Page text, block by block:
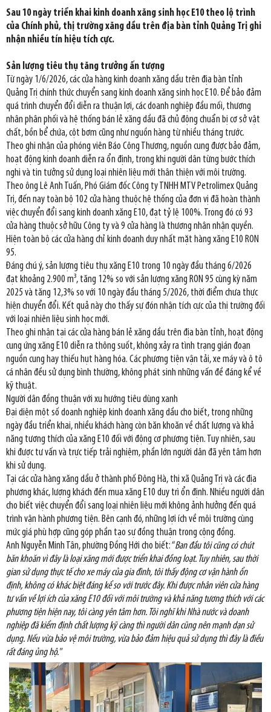
Sau 10 ngày triển khai kinh doanh xăng sinh học E10 theo lộ trình
của Chính phủ, thị trường xăng dầu trên địa bàn tỉnh Quảng Trị ghi
nhận nhiều tín hiệu tích cực.
Sản lượng tiêu thụ tăng trưởng ấn tượng
Từ ngày 1/6/2026, các cửa hàng kinh doanh xăng dầu trên địa bàn tỉnh
Quảng Trị chính thức chuyển sang kinh doanh xăng sinh học E10. Để bảo đảm
quá trình chuyển đổi diễn ra thuận lợi, các doanh nghiệp đầu mối, thương
nhân phân phối và hệ thống bán lẻ xăng dầu đã chủ động chuẩn bị cơ sở vật
chất, bồn bể chứa, cột bơm cũng như nguồn hàng từ nhiều tháng trước.
Theo ghi nhận của phóng viên Báo Công Thương, nguồn cung được bảo đảm,
hoạt động kinh doanh diễn ra ổn định, trong khi người dân từng bước thích
nghi và tin tưởng sử dụng loại nhiên liệu mới thân thiện với môi trường.
Theo ông Lê Anh Tuấn, Phó Giám đốc Công ty TNHH MTV Petrolimex Quảng
Trị, đến nay toàn bộ 102 cửa hàng thuộc hệ thống của đơn vị đã hoàn thành
việc chuyển đổi sang kinh doanh xăng E10, đạt tỷ lệ 100%. Trong đó có 93
cửa hàng thuộc sở hữu Công ty và 9 cửa hàng là thương nhân nhận quyền.
Hiện toàn bộ các cửa hàng chỉ kinh doanh duy nhất mặt hàng xăng E10 RON
95.
Đáng chú ý, sản lượng tiêu thụ xăng E10 trong 10 ngày đầu tháng 6/2026
đạt khoảng 2.900 m³, tăng 12% so với sản lượng xăng RON 95 cùng kỳ năm
2025 và tăng 12,3% so với 10 ngày đầu tháng 5/2026, thời điểm chưa thực
hiện chuyển đổi. Kết quả này cho thấy sự đón nhận tích cực của thị trường đối
với loại nhiên liệu sinh học mới.
Theo ghi nhận tại các cửa hàng bán lẻ xăng dầu trên địa bàn tỉnh, hoạt động
cung ứng xăng E10 diễn ra thông suốt, không xảy ra tình trạng gián đoạn
nguồn cung hay thiếu hụt hàng hóa. Các phương tiện vận tải, xe máy và ô tô
cá nhân đều sử dụng bình thường, không phát sinh những vấn đề đáng kể về
kỹ thuật.
Người dân đồng thuận với xu hướng tiêu dùng xanh
Đại diện một số doanh nghiệp kinh doanh xăng dầu cho biết, trong những
ngày đầu triển khai, nhiều khách hàng còn băn khoăn về chất lượng và khả
năng tương thích của xăng E10 đối với động cơ phương tiện. Tuy nhiên, sau
khi được tư vấn và trực tiếp trải nghiệm, phần lớn người dân đã yên tâm hơn
khi sử dụng.
Tại các cửa hàng xăng dầu ở thành phố Đông Hà, thị xã Quảng Trị và các địa
phương khác, lượng khách đến mua xăng E10 duy trì ổn định. Nhiều người dân
cho biết việc chuyển đổi sang loại nhiên liệu mới không ảnh hưởng đến quá
trình vận hành phương tiện. Bên cạnh đó, những lợi ích về môi trường cùng
mức giá phù hợp cũng góp phần tạo sự đồng thuận trong cộng đồng.
Anh Nguyễn Minh Tân, phường Đồng Hới cho biết: “Ban đầu tôi cũng có chút
băn khoăn vì đây là loại xăng mới được triển khai đồng loạt. Tuy nhiên, sau thời
gian sử dụng thực tế cho xe máy của gia đình, tôi thấy động cơ vận hành ổn
định, không có khác biệt đáng kể so với trước đây. Khi được nhân viên cửa hàng
tư vấn về lợi ích của xăng E10 đối với môi trường và khả năng tương thích với các
phương tiện hiện nay, tôi càng yên tâm hơn. Tôi nghĩ khi Nhà nước và doanh
nghiệp đã kiểm định chất lượng kỹ càng thì người dân cũng nên mạnh dạn sử
dụng. Nếu vừa bảo vệ môi trường, vừa bảo đảm hiệu quả sử dụng thì đây là điều
rất đáng ủng hộ."